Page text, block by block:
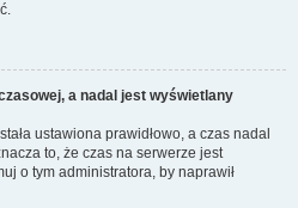
a nadal jest wyświetlany
ustawiona prawidłowo, a czas nadal
to, że czas na serwerze jest
o tym administratora, by naprawił